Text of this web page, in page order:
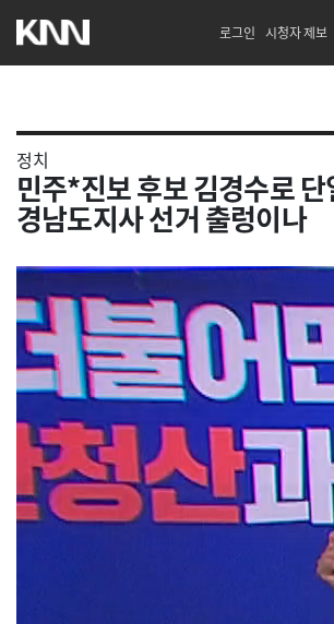
로그인 시청자 제보
정치
민주*진보 후보 김경수로
경남도지사 선거 출렁이나